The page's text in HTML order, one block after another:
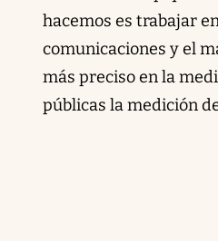
hacemos es trabajar
comunicaciones y el
más preciso en la
públicas la medición